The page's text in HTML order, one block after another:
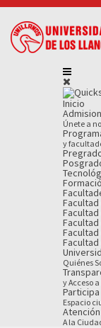
Inicio
Únete a
y
Facultad
Facultad
Quiénes
y Acceso
Participa
Espacio
A la